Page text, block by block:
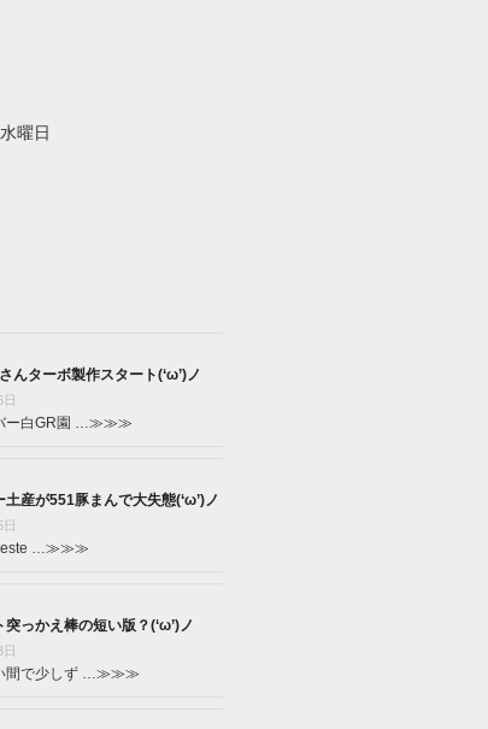
曜日
んターボ製作スタート(‘ω’)ノ
ー白GR園 …≫≫≫
土産が551豚まんで大失態(‘ω’)ノ
…≫≫≫
突っかえ棒の短い版？(‘ω’)ノ
間で少しず …≫≫≫